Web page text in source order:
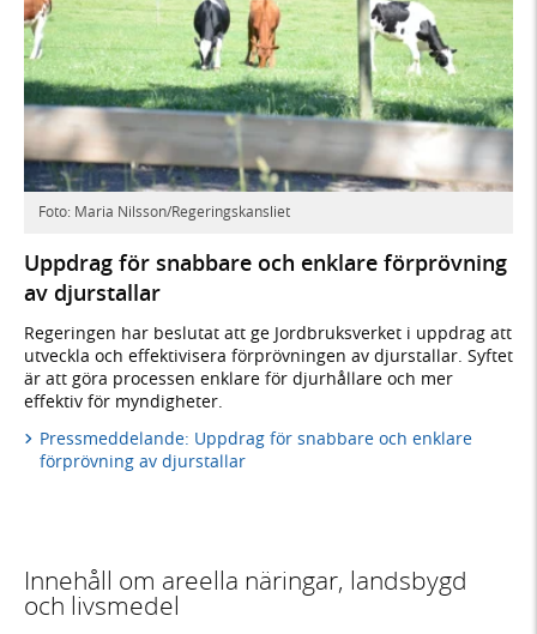
Foto: Maria Nilsson/Regeringskansliet
Uppdrag för snabbare och enklare förprövning
av djurstallar
Regeringen har beslutat att ge Jordbruksverket i uppdrag att
utveckla och effektivisera förprövningen av djurstallar. Syftet
är att göra processen enklare för djurhållare och mer
effektiv för myndigheter.
Pressmeddelande: Uppdrag för snabbare och enklare
förprövning av djurstallar
Innehåll om areella näringar, landsbygd
och livsmedel